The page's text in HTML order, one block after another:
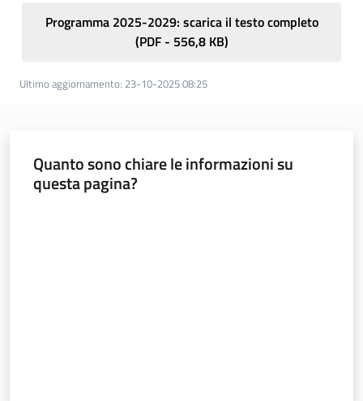
Programma 2025-2029: scarica il testo completo
(PDF- 556,8 KB)
Ultimo aggiornamento: 23-10-2025 08:25
Quanto sono chiare le informazioni su
questa pagina?